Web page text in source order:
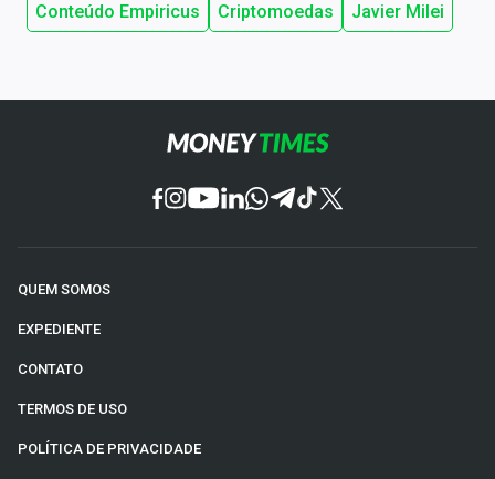
Conteúdo Empiricus
Criptomoedas Javier Milei
QUEM SOMOS
EXPEDIENTE
CONTATO
TERMOS DE USO
POLÍTICA DE PRIVACIDADE